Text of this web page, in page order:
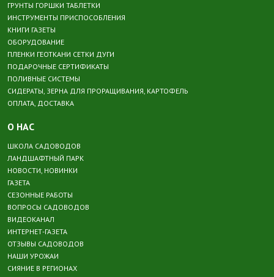
ГРУНТЫ ГОРШКИ ТАБЛЕТКИ
ИНСТРУМЕНТЫ ПРИСПОСОБЛЕНИЯ
КНИГИ ГАЗЕТЫ
ОБОРУДОВАНИЕ
ПЛЕНКИ ГЕОТКАНИ СЕТКИ ДУГИ
ПОДАРОЧНЫЕ СЕРТИФИКАТЫ
ПОЛИВНЫЕ СИСТЕМЫ
СИДЕРАТЫ, ЗЕРНА ДЛЯ ПРОРАЩИВАНИЯ, КАРТОФЕЛЬ
ОПЛАТА, ДОСТАВКА
О НАС
ШКОЛА САДОВОДОВ
ЛАНДШАФТНЫЙ ПАРК
НОВОСТИ, НОВИНКИ
ГАЗЕТА
СЕЗОННЫЕ РАБОТЫ
ВОПРОСЫ САДОВОДОВ
ВИДЕОКАНАЛ
ИНТЕРНЕТ-ГАЗЕТА
ОТЗЫВЫ САДОВОДОВ
НАШИ УРОЖАИ
СИЯНИЕ В РЕГИОНАХ